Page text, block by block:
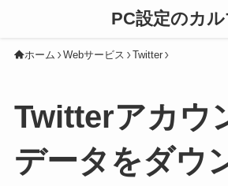
PC設定のカル
ホーム Webサービス Twitter
Twitterアカウ
データをダウ